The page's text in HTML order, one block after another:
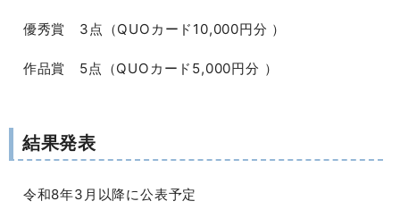
優秀賞 3点（QUOカード10,000円分 ）
作品賞 5点（QUOカード5,000円分 ）
結果発表
令和8年3月以降に公表予定